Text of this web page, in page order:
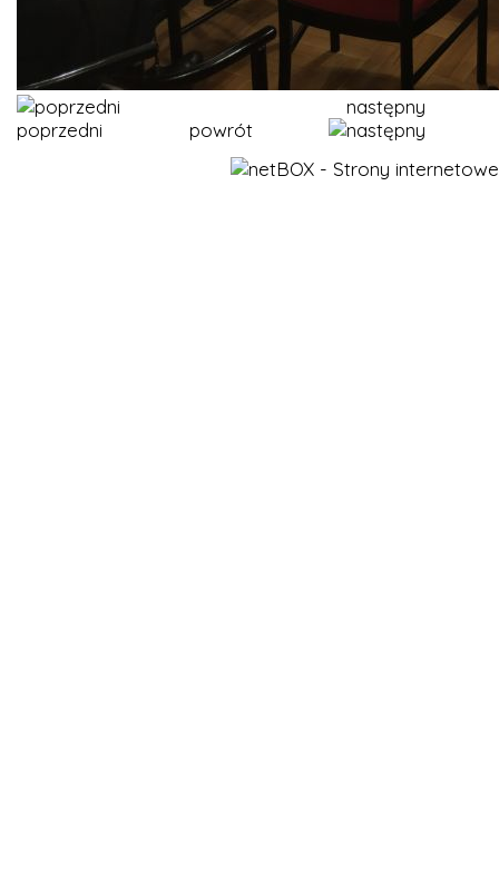
poprzedni powrót
następny